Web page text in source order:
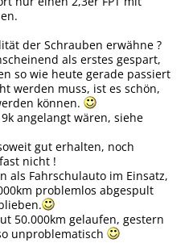
der Schrauben erwähne ?
als erstes gespart,
so wie heute gerade passiert
werden muss, ist es schön,
können.
angelangt wären, siehe
gut erhalten, noch
nicht !
als Fahrschulauto im Einsatz,
problemlos abgespult
50.000km gelaufen, gestern
unproblematisch